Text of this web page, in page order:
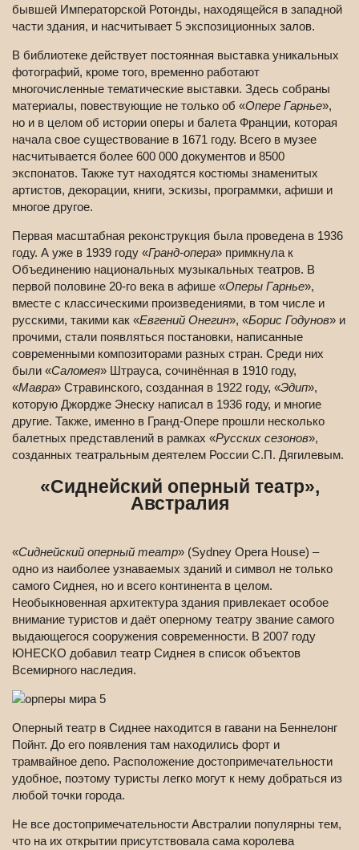
бывшей Императорской Ротонды, находящейся в западной
части здания, и насчитывает 5 экспозиционных залов.
В библиотеке действует постоянная выставка уникальных
фотографий, кроме того, временно работают
многочисленные тематические выставки. Здесь собраны
материалы, повествующие не только об «Опере Гарнье»,
но и в целом об истории оперы и балета Франции, которая
начала свое существование в 1671 году. Всего в музее
насчитывается более 600 000 документов и 8500
экспонатов. Также тут находятся костюмы знаменитых
артистов, декорации, книги, эскизы, программки, афиши и
многое другое.
Первая масштабная реконструкция была проведена в 1936
году. А уже в 1939 году «Гранд-опера» примкнула к
Объединению национальных музыкальных театров. В
первой половине 20-го века в афише «Оперы Гарнье»,
вместе с классическими произведениями, в том числе и
русскими, такими как «Евгений Онегин», «Борис Годунов» и
прочими, стали появляться постановки, написанные
современными композиторами разных стран. Среди них
были «Саломея» Штрауса, сочинённая в 1910 году,
«Мавра» Стравинского, созданная в 1922 году, «Эдип»,
которую Джордже Энеску написал в 1936 году, и многие
другие. Также, именно в Гранд-Опере прошли несколько
балетных представлений в рамках «Русских сезонов»,
созданных театральным деятелем России С.П. Дягилевым.
«Сиднейский оперный театр»,
Австралия
«Сиднейский оперный театр» (Sydney Opera House) –
одно из наиболее узнаваемых зданий и символ не только
самого Сиднея, но и всего континента в целом.
Необыкновенная архитектура здания привлекает особое
внимание туристов и даёт оперному театру звание самого
выдающегося сооружения современности. В 2007 году
ЮНЕСКО добавил театр Сиднея в список объектов
Всемирного наследия.
Оперный театр в Сиднее находится в гавани на Беннелонг
Пойнт. До его появления там находились форт и
трамвайное депо. Расположение достопримечательности
удобное, поэтому туристы легко могут к нему добраться из
любой точки города.
Не все достопримечательности Австралии популярны тем,
что на их открытии присутствовала сама королева